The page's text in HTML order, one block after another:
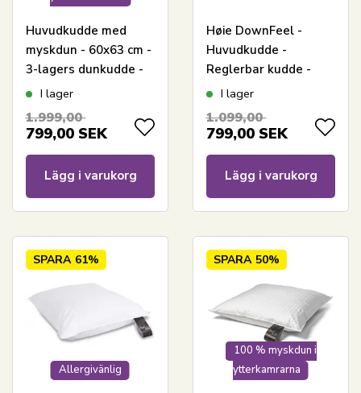
Huvudkudde med
myskdun - 60x63 cm -
3-lagers dunkudde -
SLEEP TECH By Borg
I lager
1.999,00
799,00 SEK
Lägg i varukorg
Høie DownFeel -
Huvudkudde -
Reglerbar kudde -
60x63 cm - Høie Of
I lager
1.099,00
799,00 SEK
Lägg i varukorg
Allergivänlig
SPARA 61%
100 % myskdun i
ytterkamrarna
SPARA 50%